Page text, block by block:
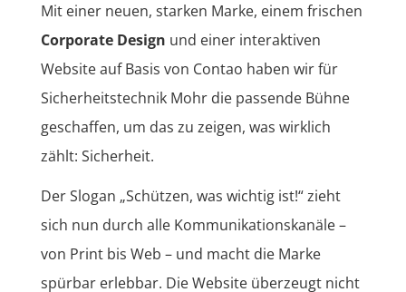
Mit einer neuen, starken Marke, einem frischen
Corporate Design und einer interaktiven
Website auf Basis von Contao haben wir für
Sicherheitstechnik Mohr die passende Bühne
geschaffen, um das zu zeigen, was wirklich
zählt: Sicherheit.
Der Slogan „Schützen, was wichtig ist!“ zieht
sich nun durch alle Kommunikationskanäle –
von Print bis Web – und macht die Marke
spürbar erlebbar. Die Website überzeugt nicht